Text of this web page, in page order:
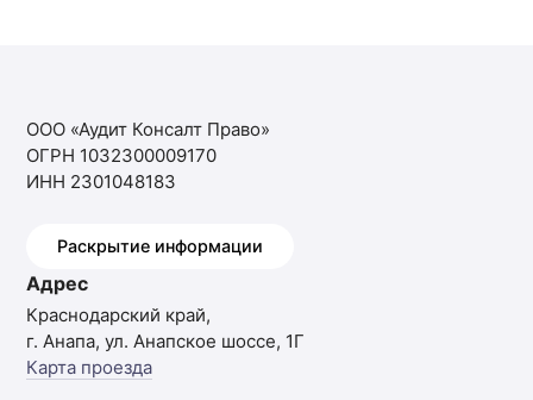
ООО «Аудит Консалт Право»
ОГРН 1032300009170
ИНН 2301048183
Раскрытие информации
Адрес
Краснодарский край,
г. Анапа, ул. Анапское шоссе, 1Г
Карта проезда